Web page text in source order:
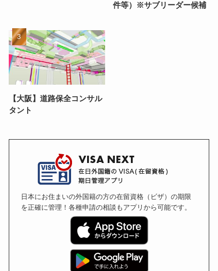
件等）※サブリーダー候補
【大阪】道路保全コンサル
タント
日本にお住まいの外国籍の方の在留資格（ビザ）の期限
を正確に管理！各種申請の相談もアプリから可能です。